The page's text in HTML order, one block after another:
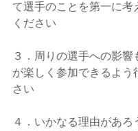
て選手のことを第一に考
ください
３．周りの選手への影響
が楽しく参加できるよう
さい
４．いかなる理由があろ